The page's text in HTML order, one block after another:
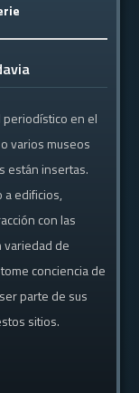
periodístico en el
varios museos
están insertas.
a edificios,
con las
variedad de
conciencia de
parte de sus
sitios.